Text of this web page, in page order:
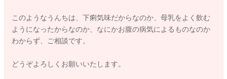
このようなうんちは、下痢気味だからなのか、母乳をよく飲む
ようになったからなのか、なにかお腹の病気によるものなのか
わからず、ご相談です。
どうぞよろしくお願いいたします。